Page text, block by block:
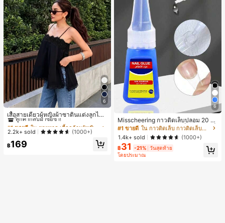
6
เสื้อสายเดี่ยวผู้หญิงผ้าซาตินแต่งลูกไม้
- เสื้อสายเดี่ยวฤดูร้อนสีขากีมีรอยผ่าด้า
นข้างที่น่าดึงดูด ลำลองสีดำ สำหรับเธอ
#1 ขายดี
ใน ชายหาด เสื้อกล้ามผู้หญิง & Camis
ลูกค้ากลับมาซื้อซ้ำ!
#1 ขายดี
ลูกค้ากลับมาซื้อซ้ำ!
#1 ขายดี
ลูกค้ากลับมาซื้อซ้ำ!
#1 ขายดี
ใน ชายหาด เสื้อกล้ามผู้หญิง & Camis
ลูกค้ากลับมาซื้อซ้ำ!
2.2k+ sold (1000+)
฿169
6
Misscheering กาวติดเล็บปลอม 20 กรั
ม แรงยึดสูง เจลสติกเกอร์เล็บนุ่ม แห้งเร็
ว เหมาะสำหรับผู้เริ่มต้นทำเล็บ ติดทนน
าน
#1 ขายดี
ใน กาวติดเล็บ กาวติดเล็บและสารยึดติด
1.4k+ sold
(1000+)
฿31 -21% วันสุดท้าย
โดยประมาณ